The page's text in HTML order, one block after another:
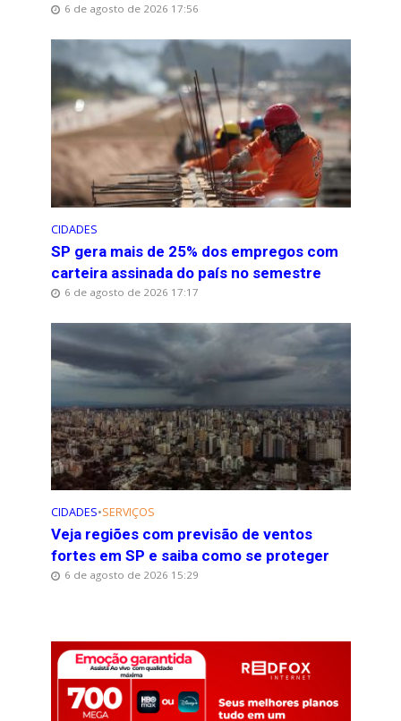
6 de agosto de 2026 17:56
CIDADES
SP gera mais de 25% dos empregos com
carteira assinada do país no semestre
6 de agosto de 2026 17:17
CIDADES•SERVIÇOS
Veja regiões com previsão de ventos
fortes em SP e saiba como se proteger
6 de agosto de 2026 15:29